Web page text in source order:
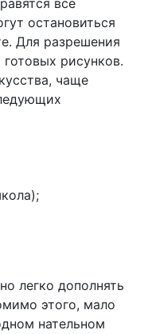
все
остановиться
Для разрешения
рисунков.
чаще
легко дополнять
этого, мало
нательном